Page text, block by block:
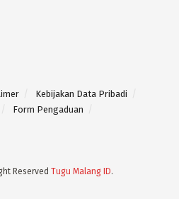
Kebijakan Data Pribadi
Form Pengaduan
Reserved Tugu Malang ID.